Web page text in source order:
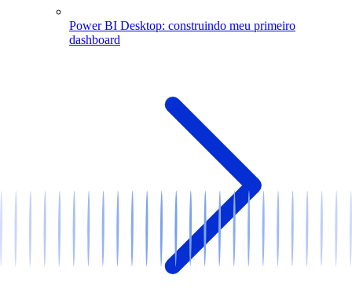
Power BI Desktop: construindo meu primeiro
dashboard